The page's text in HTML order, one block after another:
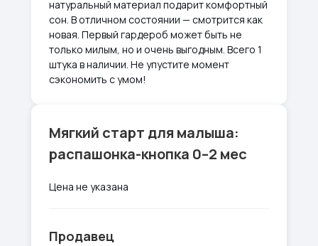
натуральный материал подарит комфортный
сон. В отличном состоянии — смотрится как
новая. Первый гардероб может быть не
только милым, но и очень выгодным. Всего 1
штука в наличии. Не упустите момент
сэкономить с умом!
Мягкий старт для малыша:
распашонка-кнопка 0–2 мес
Цена не указана
Продавец